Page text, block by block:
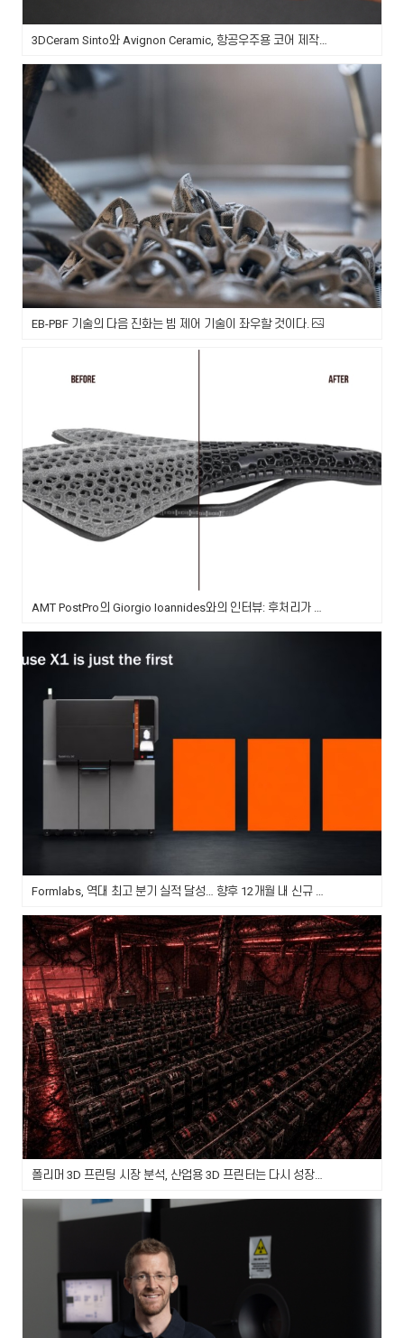
3DCeram Sinto와 Avignon Ceramic, 항공우주용 코어 제작을 위한 세라믹 3D 프린팅 분야에서 협력
EB-PBF 기술의 다음 진화는 빔 제어 기술이 좌우할 것이다.
AMT PostPro의 Giorgio Ioannides와의 인터뷰: 후처리가 단순히 공정의 마지막 단계 그 이상인 이유
Formlabs, 역대 최고 분기 실적 달성… 향후 12개월 내 신규 3D 프린터 플랫폼 3종 출시 예정
폴리머 3D 프린팅 시장 분석, 산업용 3D 프린터는 다시 성장할까?